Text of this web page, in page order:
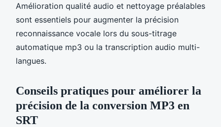
Amélioration qualité audio et nettoyage préalables
sont essentiels pour augmenter la précision
reconnaissance vocale lors du sous-titrage
automatique mp3 ou la transcription audio multi-
langues.
Conseils pratiques pour améliorer la
précision de la conversion MP3 en
SRT